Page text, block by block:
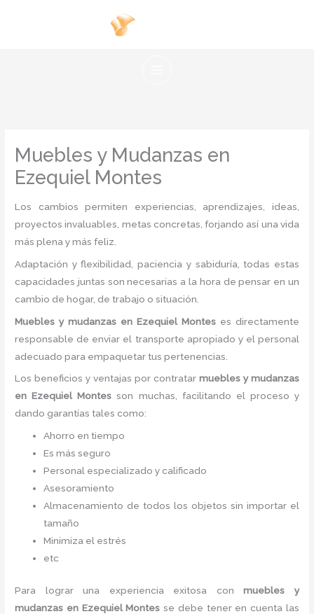
Muebles y Mudanzas en
Ezequiel Montes
Los cambios permiten experiencias, aprendizajes, ideas,
proyectos invaluables, metas concretas, forjando así una vida
más plena y más feliz.
Adaptación y flexibilidad, paciencia y sabiduría, todas estas
capacidades juntas son necesarias a la hora de pensar en un
cambio de hogar, de trabajo o situación.
Muebles y mudanzas en Ezequiel Montes es directamente
responsable de enviar el transporte apropiado y el personal
adecuado para empaquetar tus pertenencias.
Los beneficios y ventajas por contratar muebles ymudanzas
en Ezequiel Montesson muchas, facilitando el proceso y
dando garantías tales como:
Ahorro en tiempo
Es más seguro
Personal especializado y calificado
Asesoramiento
Almacenamiento de todos los objetos sin importar el
tamaño
Minimiza el estrés
etc
Para lograr una experiencia exitosa conmuebles y
mudanzas en Ezequiel Montesse debe tener en cuenta las